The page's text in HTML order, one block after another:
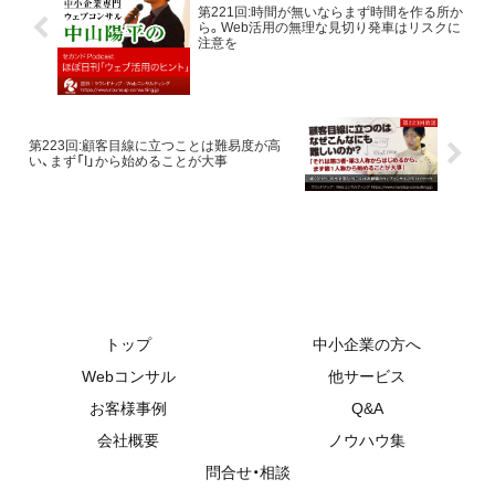
て、取り扱います。この流
れによって、今どうなって
いるかはもちろん、その先
ればならないのか、につい
てがメインです。プライ
第221回:時間が無いならまず時間を作る所か
ら。Web活用の無理な見切り発車はリスクに
注意を
第223回:顧客目線に立つことは難易度が高
い、まず「I」から始めることが大事
トップ
中小企業の方へ
Webコンサル
他サービス
お客様事例
Q&A
会社概要
ノウハウ集
問合せ・相談